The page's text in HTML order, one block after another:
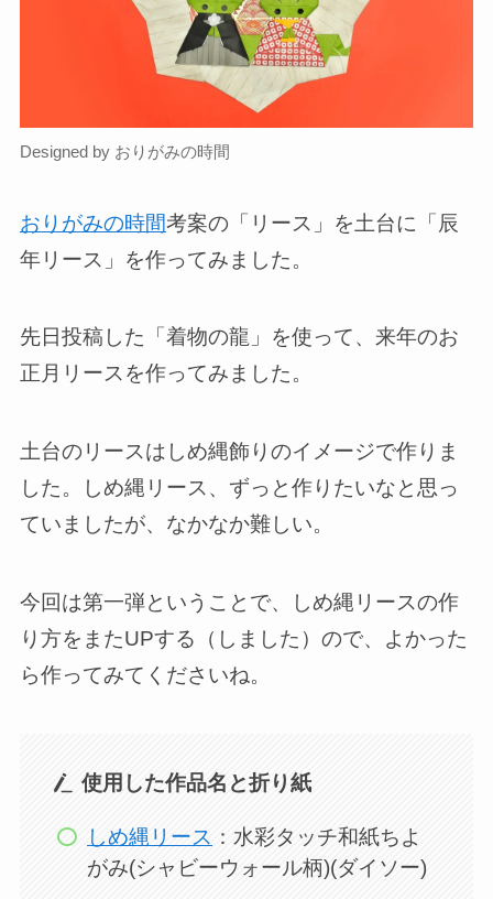
Designed by おりがみの時間
おりがみの時間考案の「リース」を土台に「辰
年リース」を作ってみました。
先日投稿した「着物の龍」を使って、来年のお
正月リースを作ってみました。
土台のリースはしめ縄飾りのイメージで作りま
した。しめ縄リース、ずっと作りたいなと思っ
ていましたが、なかなか難しい。
今回は第一弾ということで、しめ縄リースの作
り方をまたUPする（しました）ので、よかった
ら作ってみてくださいね。
使用した作品名と折り紙
しめ縄リース ：水彩タッチ和紙ちよ
がみ(シャビーウォール柄)(ダイソー)